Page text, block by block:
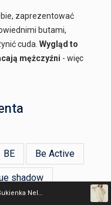
Sukienka Nelly – jasny beż
zaprezentować
butami,
cuda.Wygląd to
mężczyźni - więc
BE Be Active
shadow